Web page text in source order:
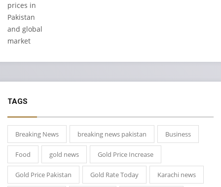
TAGS
Breaking News breaking news pakistan Business
Food gold news Gold Price Increase
Gold Price Pakistan Gold Rate Today Karachi news